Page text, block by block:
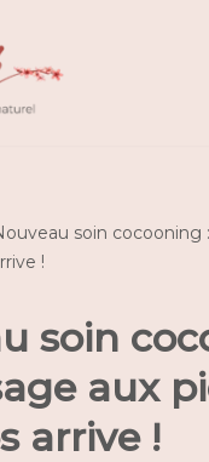
soin cocooning
!
soin
aux
arrive !